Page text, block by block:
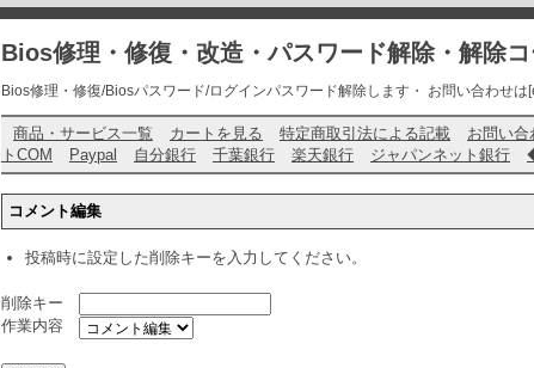
Bios修理・修復・改造・パスワード解除・解除
Bios修理・修復/Biosパスワード/ログインパスワード解除します・ お問い合わせ
商品・サービス一覧 カートを見る 特定商取引法による記載 お問い合
トCOM
Paypal 自分銀行 千葉銀行 楽天銀行 ジャパンネット銀行
コメント編集
投稿時に設定した削除キーを入力してください。
削除キー
作業内容